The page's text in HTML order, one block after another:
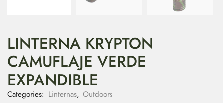
LINTERNA KRYPTON
CAMUFLAJE VERDE
EXPANDIBLE
Categories: Linternas, Outdoors